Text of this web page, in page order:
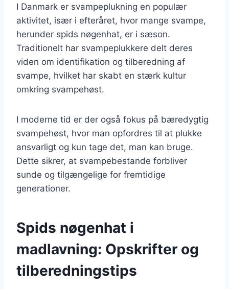
I Danmark er svampeplukning en populær
aktivitet, især i efteråret, hvor mange svampe,
herunder spids nøgenhat, er i sæson.
Traditionelt har svampeplukkere delt deres
viden om identifikation og tilberedning af
svampe, hvilket har skabt en stærk kultur
omkring svampehøst.
I moderne tid er der også fokus på bæredygtig
svampehøst, hvor man opfordres til at plukke
ansvarligt og kun tage det, man kan bruge.
Dette sikrer, at svampebestande forbliver
sunde og tilgængelige for fremtidige
generationer.
Spids nøgenhat i
madlavning: Opskrifter og
tilberedningstips